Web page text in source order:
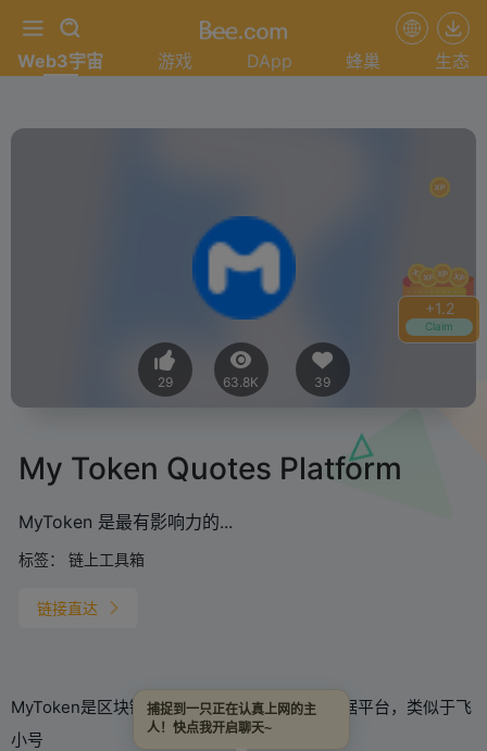
+1.4
Claim
Web3宇宙 游戏 DApp 蜂巢 生态
29 63.8K 39
My Token Quotes Platform
MyToken 是最有影响力的...
标签： 链上工具箱
链接直达
MyToken是区块链行业最具影响力的市场大数据平台，类似于飞
小号
捕捉到一只正在认真上网的主
人！快点我开启聊天~